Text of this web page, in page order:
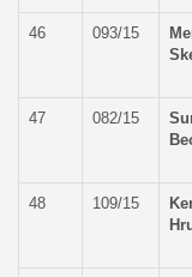
46 093/15
47 082/15
48 109/15